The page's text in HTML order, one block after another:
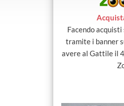
Facendo acquisti
tramite i banner
avere al Gattile il